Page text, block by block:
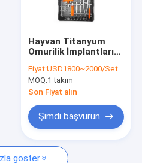
Hayvan Titanyum
Omurilik İmplantları
Veteriner Ortopedik
Omurilik İç Bağlama
Aracı Set
Fiyat:USD1800~2000/Set
MOQ:1 takım
Son Fiyat alın
Şimdi başvurun
göster